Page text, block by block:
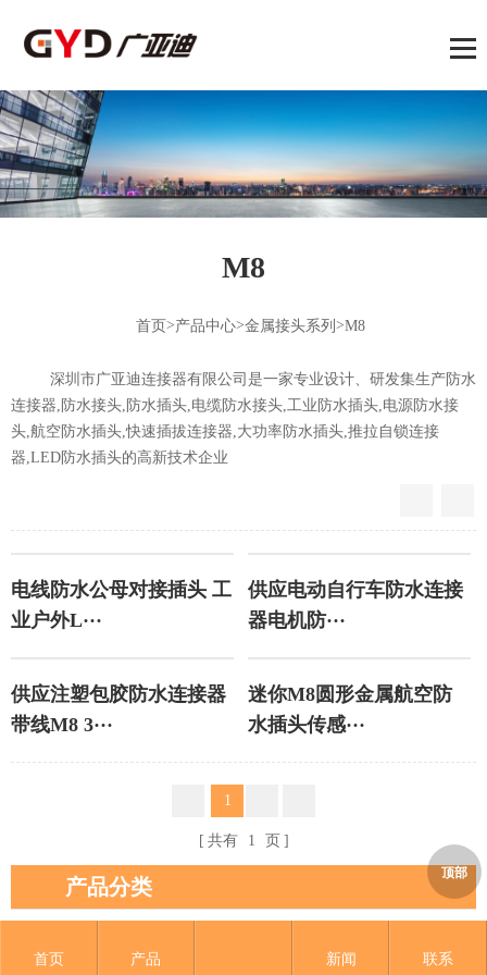
M8
首页 >产品中心>金属接头系列 >M8
深圳市广亚迪连接器有限公司是一家专业设计、研发集生产防水
连接器,防水接头,防水插头,电缆防水接头,工业防水插头,电源防水接
头,航空防水插头,快速插拔连接器,大功率防水插头,推拉自锁连接
器,LED防水插头的高新技术企业
电线防水公母对接插头 工
业户外L···
供应电动自行车防水连接
器电机防···
供应注塑包胶防水连接器
带线M8 3···
迷你M8圆形金属航空防
水插头传感···
1
共有 1 页
产品分类
首页 产品 新闻 联系
顶部